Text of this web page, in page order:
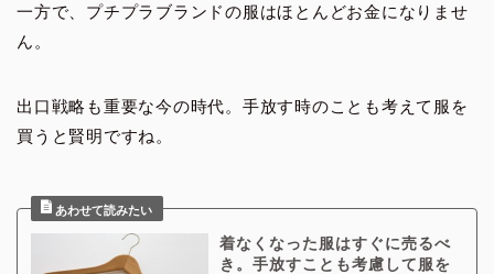
一方で、プチプラブランドの服はほとんどお金になりませ
ん。
出口戦略も重要な今の時代。手放す時のことも考えて服を
買うと賢明ですね。
着なくなった服はすぐに売るべ
き。手放すことも考慮して服を